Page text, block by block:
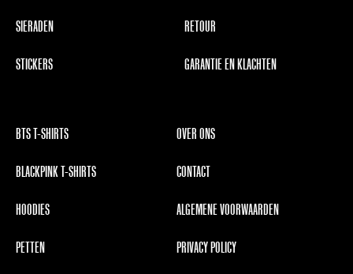
SIERADEN
STICKERS
RETOUR
GARANTIE EN KLACHTEN
BTS T-SHIRTS
BLACKPINK T-SHIRTS
HOODIES
PETTEN
OVER ONS
CONTACT
ALGEMENE VOORWAARDEN
PRIVACY POLICY